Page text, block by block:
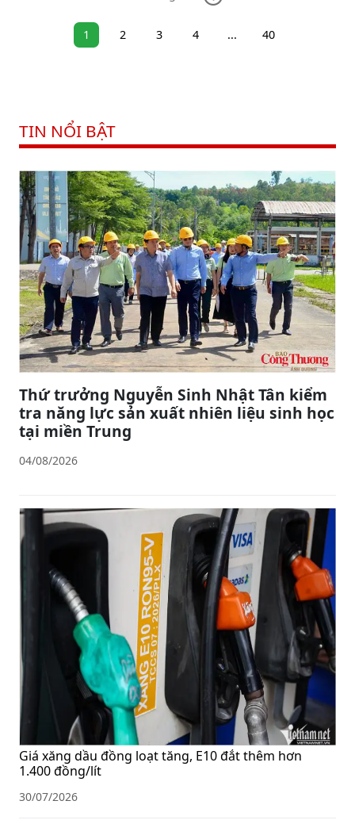
1 2 3 4 ... 40
TIN NỔI BẬT
Thứ trưởng Nguyễn Sinh Nhật Tân kiểm
tra năng lực sản xuất nhiên liệu sinh học
tại miền Trung
04/08/2026
Giá xăng dầu đồng loạt tăng, E10 đắt thêm hơn
1.400 đồng/lít
30/07/2026